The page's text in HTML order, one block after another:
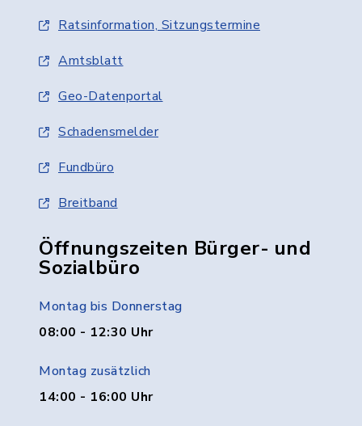
Ratsinformation, Sitzungstermine
Amtsblatt
Geo-Datenportal
Schadensmelder
Fundbüro
Breitband
Öffnungszeiten Bürger- und
Sozialbüro
Montag bis Donnerstag
08:00 - 12:30 Uhr
Montag zusätzlich
14:00 - 16:00 Uhr